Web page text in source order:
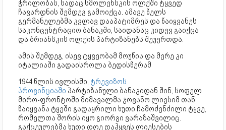
ჭრილობას, სადაც სმოლენსკის ოლქში ტყვედ
ჩავარდნის შემდეგ გამოიქცა. ამავე წელს
გერმანელებმა კვლავ დააპატიმრეს და წაიყვანეს
საკონცენტრაციო ბანაკში, საიდანაც კიდევ გაიქცა
და ბრიანსკის ოლქის პარტიზანებს შეუერთდა.
ამის შემდეგ, ისევ ტყვეობამ მოუწია და მერე კი
იტალიაში გადაისროლა ბედისწერამ
1944 წლის ივლისში, ტრევიზოს
პროვინციაში პარტიზანული ბანაკიდან შინ, სოფელ
მირო-ფრონტოში მიმავალმა ჯოვანო ლიესიმ თან
წაიყვანა ტყეში გადაყრილი ხუთი ჩამოძენძილი ტყვე,
რომელთა შორის იყო გიორგი ვარაზაშვილიც.
გაქცეულებმა ხუთი დღე დაჰყვეს ლიესების